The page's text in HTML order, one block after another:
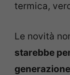
termica,
Le novità
starebbe